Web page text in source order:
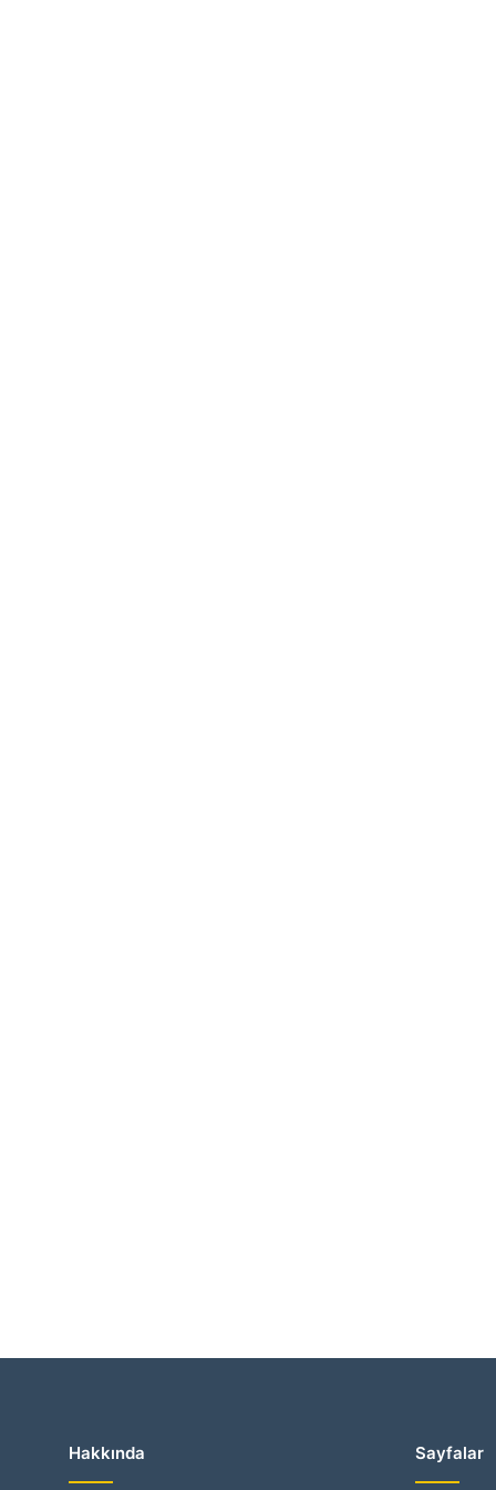
Hakkında Sayfalar